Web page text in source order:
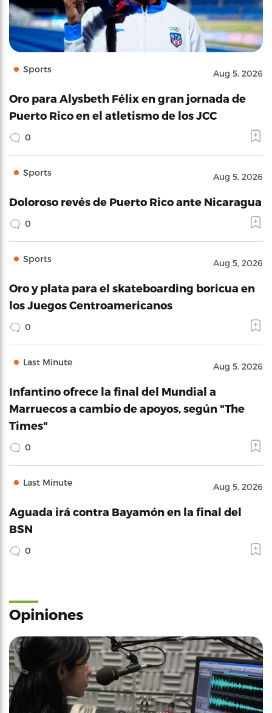
Sports Aug 5, 2026
Oro para Alysbeth Félix en gran jornada de
Puerto Rico en el atletismo de los JCC
0
Sports Aug 5, 2026
Doloroso revés de Puerto Rico ante Nicaragua
0
Sports Aug 5, 2026
Oro y plata para el skateboarding boricua en
los Juegos Centroamericanos
0
Last Minute Aug 5, 2026
Infantino ofrece la final del Mundial a
Marruecos a cambio de apoyos, según "The
Times"
0
Last Minute Aug 5, 2026
Aguada irá contra Bayamón en la final del
BSN
0
Opiniones